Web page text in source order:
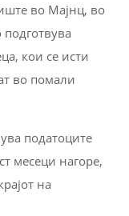
во Мајнц, во
кои се исти
во помали
податоците
месеци нагоре,
на